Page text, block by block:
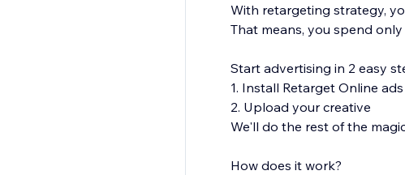
With retargeting strategy,
That means, you spend
Start advertising in 2 easy
1. Install Retarget Online
2. Upload your creative
We'll do the rest of the
How does it work?